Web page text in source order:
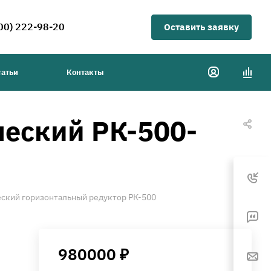
222-98-20 Оставить заявку
Контакты
РК-500-
горизонтальный редуктор РК-500
980000 ₽